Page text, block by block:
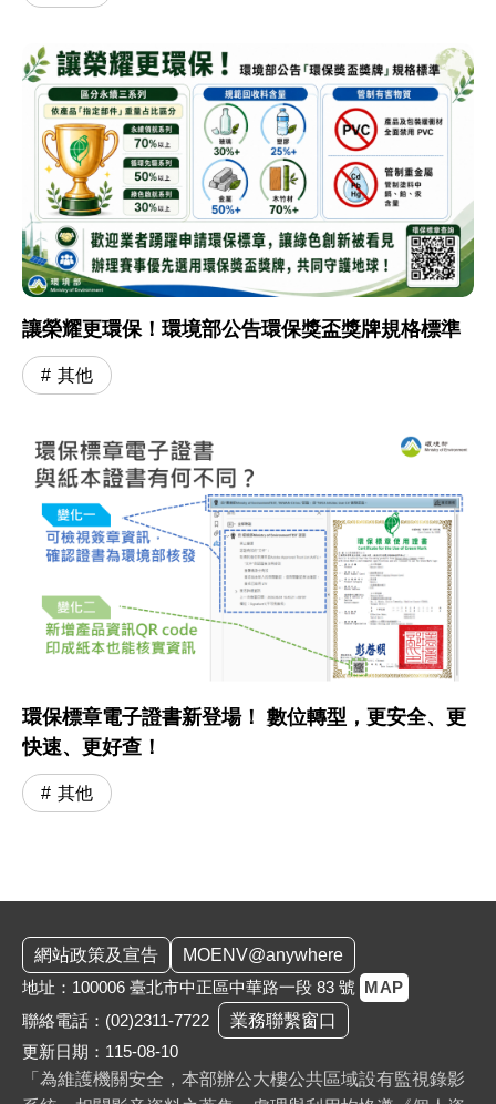
讓榮耀更環保！環境部公告環保獎盃獎牌規格標準
其他
環保標章電子證書新登場！ 數位轉型，更安全、更
快速、更好查！
其他
網站政策及宣告
MOENV@anywhere
地址：100006 臺北市中正區中華路一段 83 號 MAP
聯絡電話： (02)2311-7722
業務聯繫窗口
更新日期：115-08-10
「為維護機關安全，本部辦公大樓公共區域設有監視錄影